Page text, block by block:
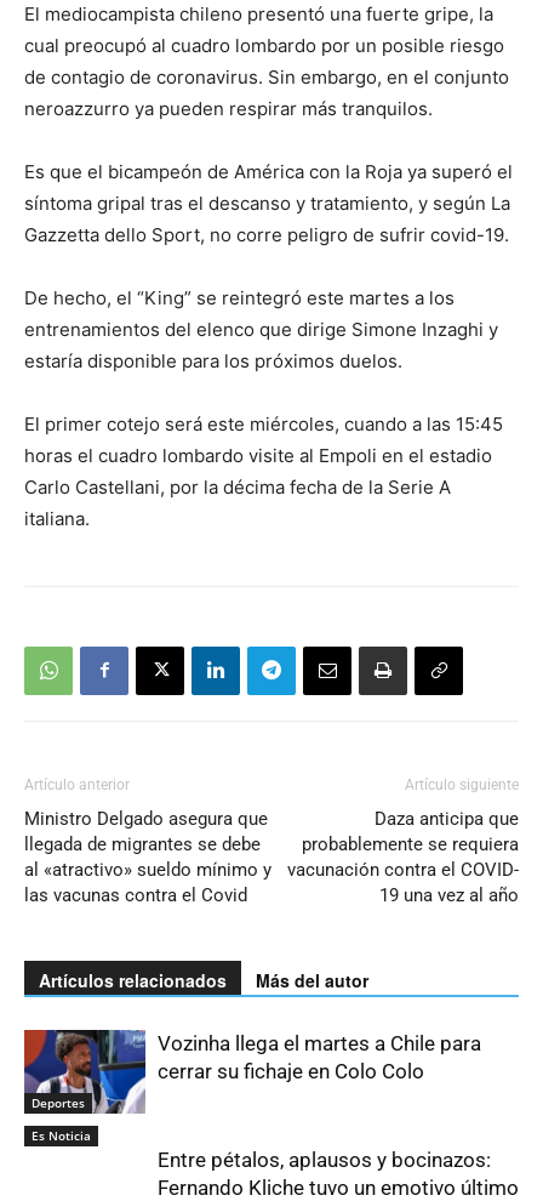
El mediocampista chileno presentó una fuerte gripe, la
cual preocupó al cuadro lombardo por un posible riesgo
de contagio de coronavirus. Sin embargo, en el conjunto
neroazzurro ya pueden respirar más tranquilos.
Es que el bicampeón de América con la Roja ya superó el
síntoma gripal tras el descanso y tratamiento, y según La
Gazzetta dello Sport, no corre peligro de sufrir covid-19.
De hecho, el “King” se reintegró este martes a los
entrenamientos del elenco que dirige Simone Inzaghi y
estaría disponible para los próximos duelos.
El primer cotejo será este miércoles, cuando a las 15:45
horas el cuadro lombardo visite al Empoli en el estadio
Carlo Castellani, por la décima fecha de la Serie A
italiana.
Artículo anterior
Ministro Delgado asegura que
llegada de migrantes se debe
al «atractivo» sueldo mínimo y
las vacunas contra el Covid
Artículo siguiente
Daza anticipa que
probablemente se requiera
vacunación contra el COVID-
19 una vez al año
Artículos relacionados Más del autor
Deportes
Vozinha llega el martes a Chile para
cerrar su fichaje en Colo Colo
Es Noticia
Entre pétalos, aplausos y bocinazos:
Fernando Kliche tuvo un emotivo último